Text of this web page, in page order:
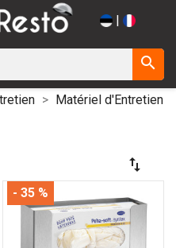
|
search
Matériel d'Entretien
swap_vert
- 35 %